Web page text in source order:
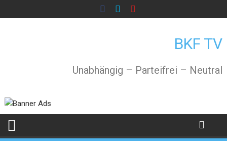
to
BKF TV
Unabhängig – Parteifrei – Neutral